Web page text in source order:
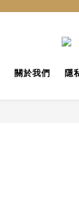
關於我們 隱